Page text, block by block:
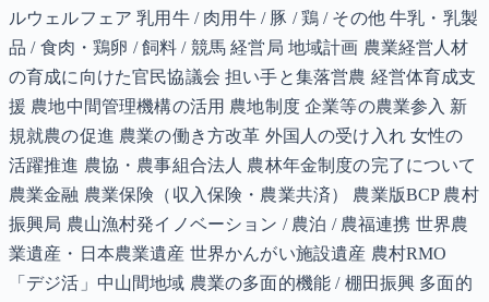
ルウェルフェア 乳用牛 / 肉用牛 / 豚 / 鶏 / その他 牛乳・乳製
品 / 食肉・鶏卵 / 飼料 / 競馬 経営局 地域計画 農業経営人材
の育成に向けた官民協議会 担い手と集落営農 経営体育成支
援 農地中間管理機構の活用 農地制度 企業等の農業参入 新
規就農の促進 農業の働き方改革 外国人の受け入れ 女性の
活躍推進 農協・農事組合法人 農林年金制度の完了について
農業金融 農業保険（収入保険・農業共済） 農業版BCP 農村
振興局 農山漁村発イノベーション / 農泊 / 農福連携 世界農
業遺産・日本農業遺産 世界かんがい施設遺産 農村RMO
「デジ活」中山間地域 農業の多面的機能 / 棚田振興 多面的